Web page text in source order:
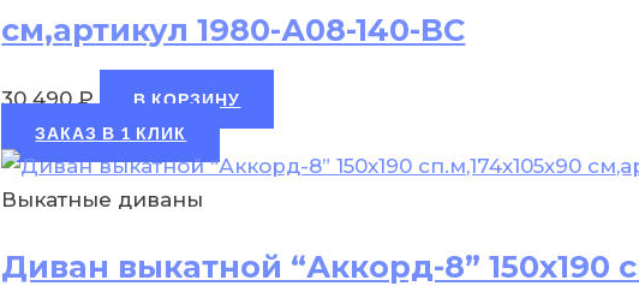
см,артикул 1980-А08-140-ВС
30 490₽
В КОРЗИНУ
ЗАКАЗ В 1 КЛИК
Выкатные диваны
Диван выкатной “Аккорд-8” 150х190